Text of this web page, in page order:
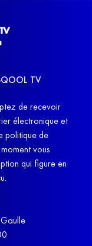
TV
de recevoir
électronique et
politique de
vous
qui figure en